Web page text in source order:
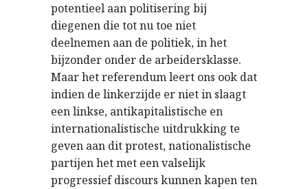
potentieel aan politisering bij
diegenen die tot nu toe niet
deelnemen aan de politiek, in het
bijzonder onder de arbeidersklasse.
Maar het referendum leert ons ook dat
indien de linkerzijde er niet in slaagt
een linkse, antikapitalistische en
internationalistische uitdrukking te
geven aan dit protest, nationalistische
partijen het met een valselijk
progressief discours kunnen kapen ten